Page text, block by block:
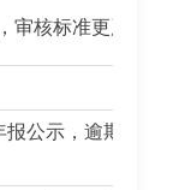
审核标准更严格
报公示，逾期列入经